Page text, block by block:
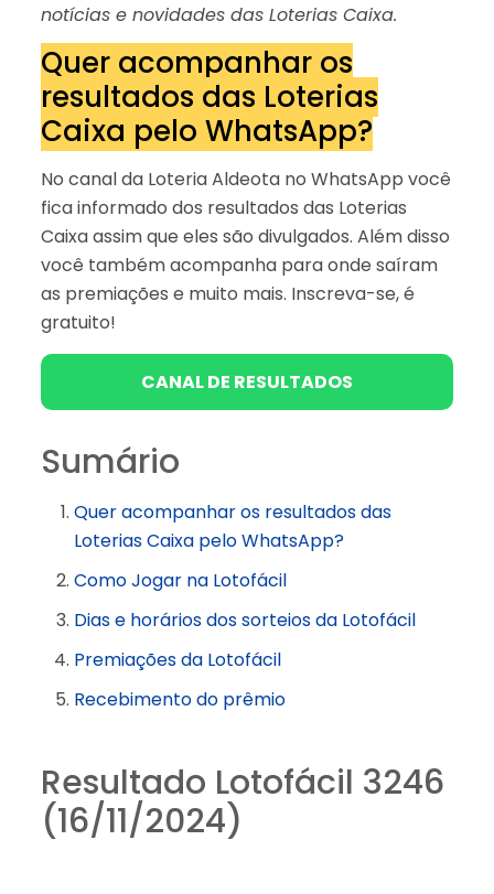
notícias e novidades das Loterias Caixa.
Quer acompanhar os
resultados das Loterias
Caixa pelo WhatsApp?
No canal da Loteria Aldeota no WhatsApp você
fica informado dos resultados das Loterias
Caixa assim que eles são divulgados. Além disso
você também acompanha para onde saíram
as premiações e muito mais. Inscreva-se, é
gratuito!
CANAL DE RESULTADOS
Sumário
Quer acompanhar os resultados das
Loterias Caixa pelo WhatsApp?
Como Jogar na Lotofácil
Dias e horários dos sorteios da Lotofácil
Premiações da Lotofácil
Recebimento do prêmio
Resultado Lotofácil 3246
(16/11/2024)